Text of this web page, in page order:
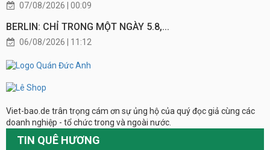
07/08/2026 | 00:09
BERLIN: CHỈ TRONG MỘT NGÀY 5.8,...
06/08/2026 | 11:12
Viet-bao.de trân trọng cám ơn sự ủng hộ của quý đọc giả cùng các
doanh nghiệp - tổ chức trong và ngoài nước.
TIN QUÊ HƯƠNG